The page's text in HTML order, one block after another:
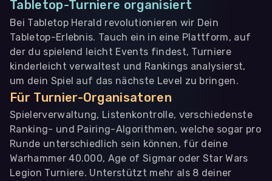
Tabletop-Turniere organisiert
Bei Tabletop Herald revolutionieren wir Dein
Tabletop-Erlebnis. Tauch ein in eine Plattform, auf
der du spielend leicht Events findest, Turniere
kinderleicht verwaltest und Rankings analysierst,
um dein Spiel auf das nächste Level zu bringen.
Für Turnier-Organisatoren
Spielerverwaltung, Listenkontrolle, verschiedenste
Ranking- und Pairing-Algorithmen, welche sogar pro
Runde unterschiedlich sein können, für deine
Warhammer 40.000, Age of Sigmar oder Star Wars
Legion Turniere. Unterstützt mehr als 8 deiner